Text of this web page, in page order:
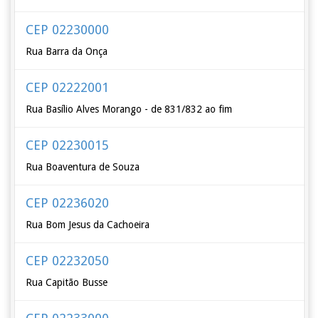
CEP 02230000
Rua Barra da Onça
CEP 02222001
Rua Basílio Alves Morango - de 831/832 ao fim
CEP 02230015
Rua Boaventura de Souza
CEP 02236020
Rua Bom Jesus da Cachoeira
CEP 02232050
Rua Capitão Busse